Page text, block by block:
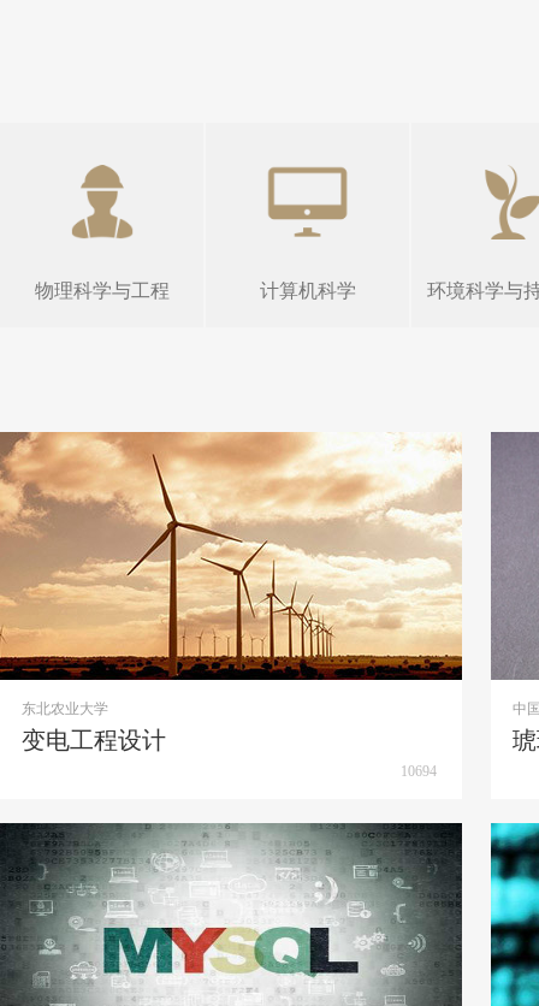
物理科学与工程 计算机科学 环境科学与
东北农业大学
变电工程设计
10694
中